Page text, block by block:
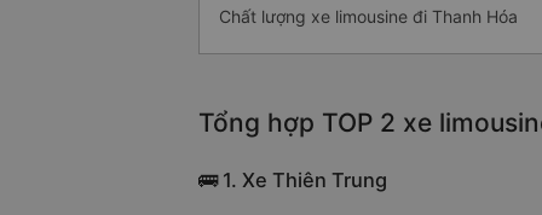
Chất lượng xe limousine đi Thanh Hóa
Tổng hợp TOP 2 xe
🚌 1. Xe Thiên Trung